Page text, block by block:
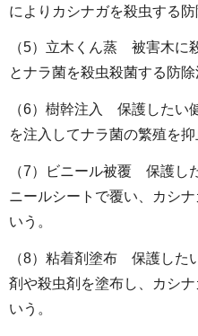
によりカシナガを殺虫する防
（5）立木くん蒸 被害木に
とナラ菌を殺虫殺菌する防除
（6）樹幹注入 保護したい
を注入してナラ菌の繁殖を抑
（7）ビニール被覆 保護し
ニールシートで覆い、カシ
いう。
（8）粘着剤塗布 保護した
剤や殺虫剤を塗布し、カシ
いう。